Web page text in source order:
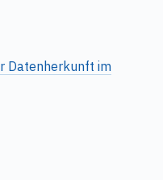
Datenherkunft im